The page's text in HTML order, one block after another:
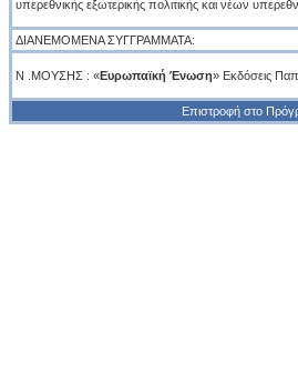
υπερεθνικής εξωτερικής πολιτικής και νέων
ΔΙΑΝΕΜΟΜΕΝΑ ΣΥΓΓΡΑΜΜΑΤΑ:
Ν .ΜΟΥΣΗΣ : «Eυρωπαϊκή Ένωση» Eκδόσεις
Επιστροφή στο